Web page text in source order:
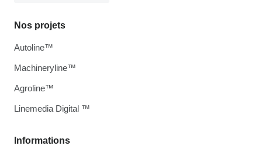
Informations
Nos projets
Autoline™
Machineryline™
Agroline™
Linemedia Digital ™